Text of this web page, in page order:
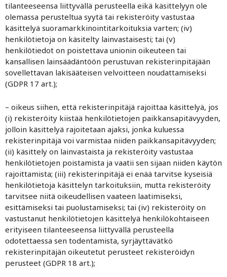
tilanteeseensa liittyvällä perusteella eikä käsittelyyn ole
olemassa perusteltua syytä tai rekisteröity vastustaa
käsittelyä suoramarkkinointitarkoituksia varten; (iv)
henkilötietoja on käsitelty lainvastaisesti; tai (v)
henkilötiedot on poistettava unionin oikeuteen tai
kansallisen lainsäädäntöön perustuvan rekisterinpitäjään
sovellettavan lakisääteisen velvoitteen noudattamiseksi
(GDPR 17 art.);
– oikeus siihen, että rekisterinpitäjä rajoittaa käsittelyä, jos
(i) rekisteröity kiistää henkilötietojen paikkansapitävyyden,
jolloin käsittelyä rajoitetaan ajaksi, jonka kuluessa
rekisterinpitäjä voi varmistaa niiden paikkansapitävyyden;
(ii) käsittely on lainvastaista ja rekisteröity vastustaa
henkilötietojen poistamista ja vaatii sen sijaan niiden käytön
rajoittamista; (iii) rekisterinpitäjä ei enää tarvitse kyseisiä
henkilötietoja käsittelyn tarkoituksiin, mutta rekisteröity
tarvitsee niitä oikeudellisen vaateen laatimiseksi,
esittämiseksi tai puolustamiseksi; tai (iv) rekisteröity on
vastustanut henkilötietojen käsittelyä henkilökohtaiseen
erityiseen tilanteeseensa liittyvällä perusteella
odotettaessa sen todentamista, syrjäyttävätkö
rekisterinpitäjän oikeutetut perusteet rekisteröidyn
perusteet (GDPR 18 art.);